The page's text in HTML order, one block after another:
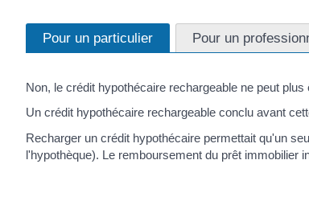
Pour un particulier Pour un
Non, le crédit hypothécaire rechargeable ne peut
Un crédit hypothécaire rechargeable conclu avant
Recharger un crédit hypothécaire permettait qu'un
l'hypothèque). Le remboursement du prêt immobilier